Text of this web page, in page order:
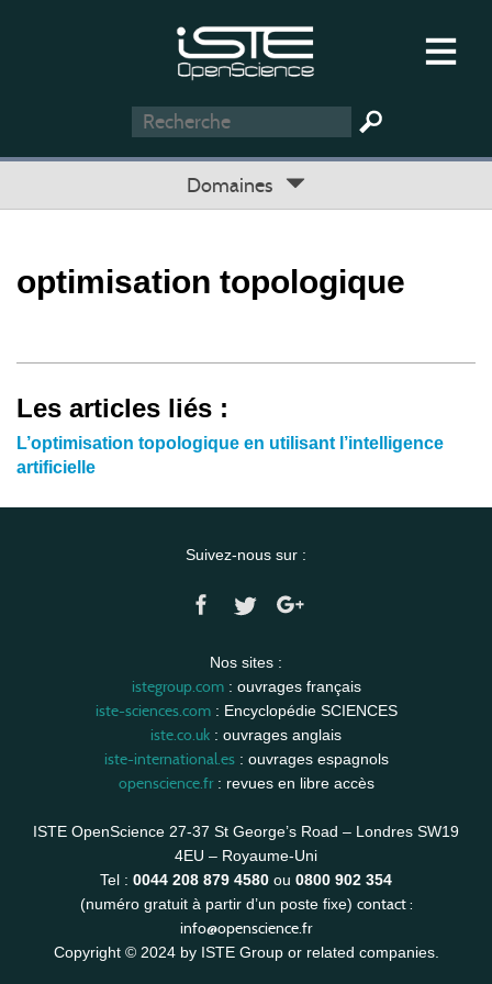
Domaines
optimisation topologique
Les articles liés :
L’optimisation topologique en utilisant l’intelligence
artificielle
Suivez-nous sur :
Nos sites :
istegroup.com: ouvrages français
iste-sciences.com: Encyclopédie SCIENCES
iste.co.uk : ouvrages anglais
iste-international.es: ouvrages espagnols
openscience.fr: revues en libre accès
ISTE OpenScience 27-37 St George’s Road – Londres SW19
4EU – Royaume-Uni
Tel : 0044 208 879 4580 ou 0800 902 354
(numéro gratuit à partir d’un poste fixe) contact :
info@openscience.fr
Copyright © 2024 by ISTE Group or related companies.